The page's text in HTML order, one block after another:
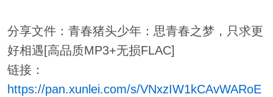
分享文件：青春猪头少年：思青春之梦，只求更
好相遇[高品质MP3+无损FLAC]
链接：
https://pan.xunlei.com/s/VNxzIW1kCAvWARoE